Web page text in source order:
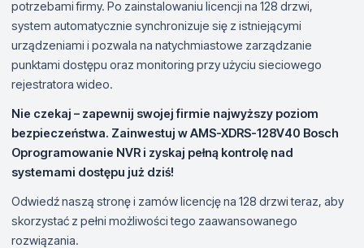
potrzebami firmy. Po zainstalowaniu licencji na 128 drzwi,
system automatycznie synchronizuje się z istniejącymi
urządzeniami i pozwala na natychmiastowe zarządzanie
punktami dostępu oraz monitoring przy użyciu sieciowego
rejestratora wideo.
Nie czekaj – zapewnij swojej firmie najwyższy poziom
bezpieczeństwa. Zainwestuj w AMS-XDRS-128V40 Bosch
Oprogramowanie NVR i zyskaj pełną kontrolę nad
systemami dostępu już dziś!
Odwiedź naszą stronę i zamów licencję na 128 drzwi teraz, aby
skorzystać z pełni możliwości tego zaawansowanego
rozwiązania.